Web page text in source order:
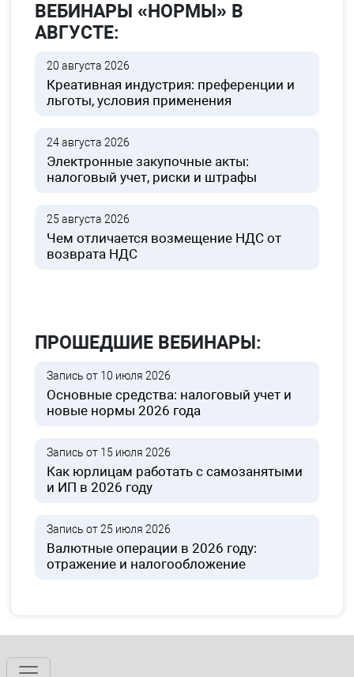
ВЕБИНАРЫ «НОРМЫ» В
АВГУСТЕ:
20 августа 2026
Креативная индустрия: преференции и
льготы, условия применения
24 августа 2026
Электронные закупочные акты:
налоговый учет, риски и штрафы
25 августа 2026
Чем отличается возмещение НДС от
возврата НДС
ПРОШЕДШИЕ ВЕБИНАРЫ:
Запись от 10 июля 2026
Основные средства: налоговый учет и
новые нормы 2026 года
Запись от 15 июля 2026
Как юрлицам работать с самозанятыми
и ИП в 2026 году
Запись от 25 июля 2026
Валютные операции в 2026 году:
отражение и налогообложение